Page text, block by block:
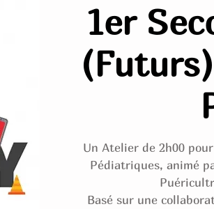
1er
Un Atelier de 2h00
Pédiatriques, animé
Basé sur une